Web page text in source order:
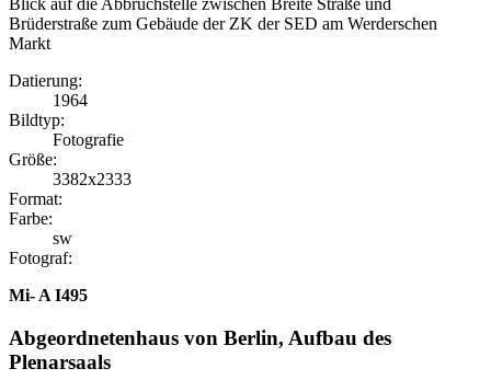
Brüderstraße zum Gebäude der ZK der SED am Werderschen
Markt
Datierung:
1964
Bildtyp:
Fotografie
Größe:
3382x2333
Format:
Farbe:
sw
Fotograf:
Mi- A I495
Abgeordnetenhaus von Berlin, Aufbau des
Plenarsaals